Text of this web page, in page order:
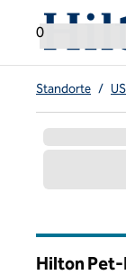
Weiter zum Inhalt
0
Standorte /
Hilton Pet-